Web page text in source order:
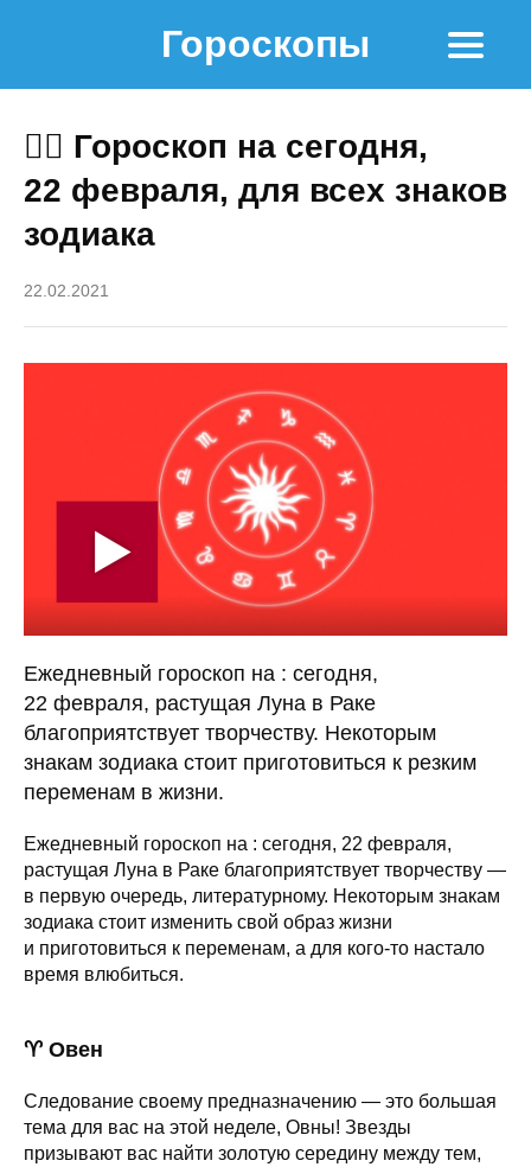
Гороскопы
🧙‍♀ Гороскоп на сегодня,
22 февраля, для всех знаков
зодиака
22.02.2021
Ежедневный гороскоп на : сегодня,
22 февраля, растущая Луна в Раке
благоприятствует творчеству. Некоторым
знакам зодиака стоит приготовиться к резким
переменам в жизни.
Ежедневный гороскоп на : сегодня, 22 февраля,
растущая Луна в Раке благоприятствует творчеству —
в первую очередь, литературному. Некоторым знакам
зодиака стоит изменить свой образ жизни
и приготовиться к переменам, а для кого-то настало
время влюбиться.
♈ Овен
Следование своему предназначению — это большая
тема для вас на этой неделе, Овны! Звезды
призывают вас найти золотую середину между тем,